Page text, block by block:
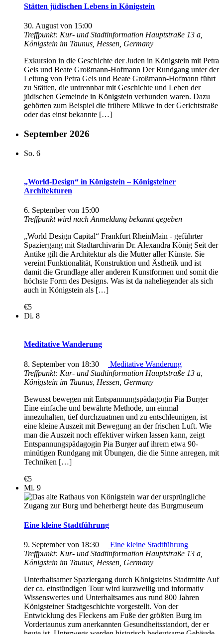
Stätten jüdischen Lebens in Königstein
30. August von 15:00
Treffpunkt: Kur- und Stadtinformation Hauptstraße 13 a,
Königstein im Taunus, Hessen, Germany
Exkursion in die Geschichte der Juden in Königstein mit Petra
Geis und Beate Großmann-Hofmann Der Rundgang unter der
Leitung von Petra Geis und Beate Großmann-Hofmann führt
zu Stätten, die untrennbar mit Geschichte und Leben der
jüdischen Gemeinde in Königstein verbunden waren. Dazu
gehörten zum Beispiel die frühere Mikwe in der Gerichtstraße
oder das einst bekannte […]
September 2026
So. 6
„World-Design“ in Königstein – Königsteiner
Architekturen
6. September von 15:00
Treffpunkt wird nach Anmeldung bekannt gegeben
„World Design Capital“ Frankfurt RheinMain - geführter
Spaziergang mit Stadtarchivarin Dr. Alexandra König Seit der
Antike gilt die Architektur als die Mutter aller Künste. Sie
vereint Funktionalität, Konstruktion und Ästhetik und ist
damit die Grundlage aller anderen Kunstformen und somit die
höchste Form des Designs. Was ist da naheliegender als sich
auch in Königstein als […]
€5
Di. 8
Meditative Wanderung
8. September von 18:30
Meditative Wanderung
Treffpunkt: Kur- und Stadtinformation Hauptstraße 13 a,
Königstein im Taunus, Hessen, Germany
Bewusst bewegen mit Entspannungspädagogin Pia Burger
Eine einfache und bewährte Methode, um einmal
innezuhalten, tief durchzuatmen und zu entschleunigen, ist
eine kleine Auszeit mit Bewegung an der frischen Luft. Wie
man die Auszeit noch effektiver wirken lassen kann, zeigt
Entspannungspädagogin Pia Burger auf ihrem etwa 90-
minütigen Rundgang mit Übungen, die die Sinne anregen, mit
Techniken […]
€5
Mi. 9
Eine kleine Stadtführung
9. September von 18:30
Eine kleine Stadtführung
Treffpunkt: Kur- und Stadtinformation Hauptstraße 13 a,
Königstein im Taunus, Hessen, Germany
Unterhaltsamer Spaziergang durch Königsteins Stadtmitte Auf
der ca. einstündigen Tour wird kurzweilig und informativ
Wissenswertes und Unterhaltsames aus rund 800 Jahren
Königsteiner Stadtgeschichte vorgestellt. Von der
Entwicklung des Fleckens am Fuße der größten Burg im
Vordertaunus zum anerkannten Gesundheitsstandort, der er